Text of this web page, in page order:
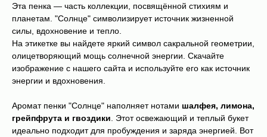
Эта пенка — часть коллекции, посвящённой стихиям и
планетам. "Солнце" символизирует источник жизненной
силы, вдохновение и тепло.
На этикетке вы найдете яркий символ сакральной геометрии,
олицетворяющий мощь солнечной энергии. Скачайте
изображение с нашего сайта и используйте его как источник
энергии и вдохновения.
Аромат пенки "Солнце" наполняет нотами шалфея, лимона,
грейпфрута и гвоздики . Этот освежающий и теплый букет
идеально подходит для пробуждения и заряда энергией. Вот